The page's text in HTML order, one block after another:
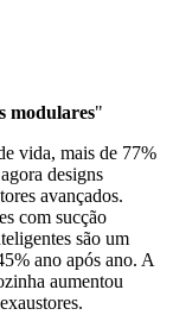
modulares"
vida, mais de 77%
designs
avançados.
com sucção
são um
ano após ano. A
aumentou